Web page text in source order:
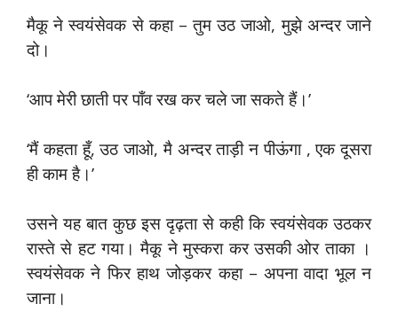
मैकू ने स्वयंसेवक से कहा – तुम उठ जाओ, मुझे अन्दर जाने
दो।
‘आप मेरी छाती पर पाँव रख कर चले जा सकते हैं।’
‘मैं कहता हूँ, उठ जाओ, मै अन्दर ताड़ी न पीऊंगा , एक दूसरा
ही काम है।’
उसने यह बात कुछ इस दृढ़ता से कही कि स्वयंसेवक उठकर
रास्ते से हट गया। मैकू ने मुस्करा कर उसकी ओर ताका ।
स्वयंसेवक ने फिर हाथ जोड़कर कहा – अपना वादा भूल न
जाना।